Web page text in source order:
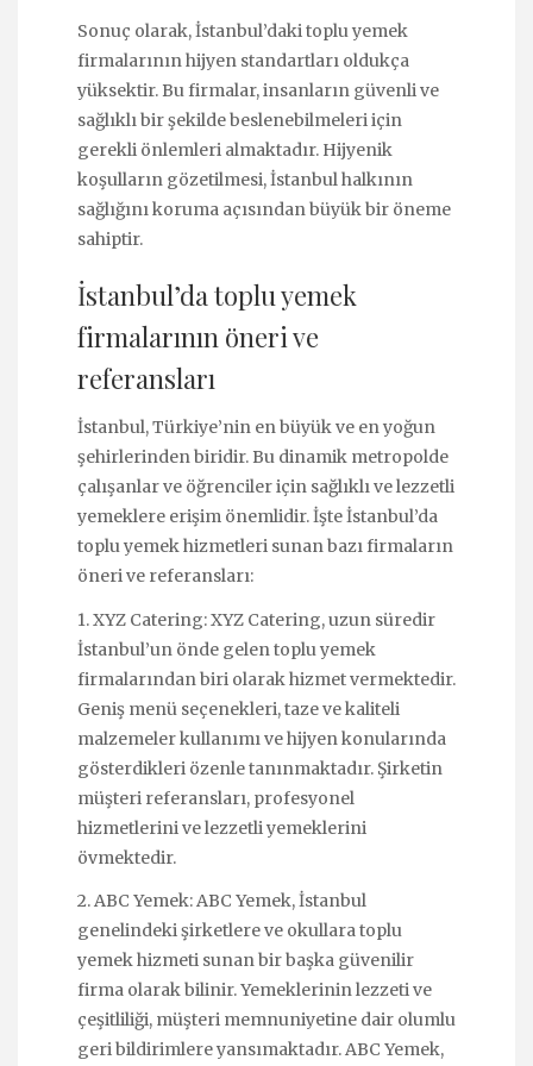
Sonuç olarak, İstanbul’daki toplu yemek
firmalarının hijyen standartları oldukça
yüksektir. Bu firmalar, insanların güvenli ve
sağlıklı bir şekilde beslenebilmeleri için
gerekli önlemleri almaktadır. Hijyenik
koşulların gözetilmesi, İstanbul halkının
sağlığını koruma açısından büyük bir öneme
sahiptir.
İstanbul’da toplu yemek
firmalarının öneri ve
referansları
İstanbul, Türkiye’nin en büyük ve en yoğun
şehirlerinden biridir. Bu dinamik metropolde
çalışanlar ve öğrenciler için sağlıklı ve lezzetli
yemeklere erişim önemlidir. İşte İstanbul’da
toplu yemek hizmetleri sunan bazı firmaların
öneri ve referansları:
1. XYZ Catering: XYZ Catering, uzun süredir
İstanbul’un önde gelen toplu yemek
firmalarından biri olarak hizmet vermektedir.
Geniş menü seçenekleri, taze ve kaliteli
malzemeler kullanımı ve hijyen konularında
gösterdikleri özenle tanınmaktadır. Şirketin
müşteri referansları, profesyonel
hizmetlerini ve lezzetli yemeklerini
övmektedir.
2. ABC Yemek: ABC Yemek, İstanbul
genelindeki şirketlere ve okullara toplu
yemek hizmeti sunan bir başka güvenilir
firma olarak bilinir. Yemeklerinin lezzeti ve
çeşitliliği, müşteri memnuniyetine dair olumlu
geri bildirimlere yansımaktadır. ABC Yemek,